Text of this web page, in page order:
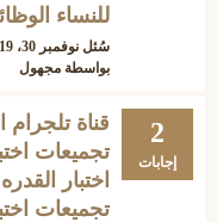
للنساء
سُئل نوفمبر 30، 2019
بواسطة مجهول
2
إجابات
قناة تلجرام
تجميعات